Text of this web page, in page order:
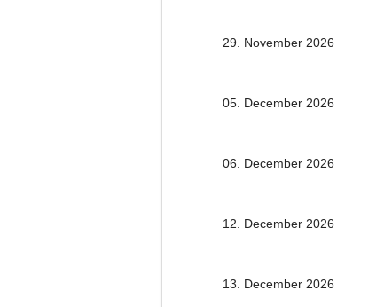
29. November 2026
05. December 2026
06. December 2026
12. December 2026
13. December 2026